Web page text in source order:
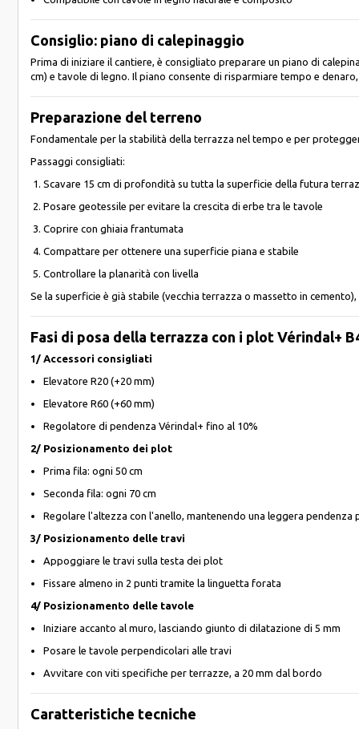
Consiglio: piano di calepinaggio
Prima di iniziare il cantiere, è consigliato preparare un piano di
cm) e tavole di legno. Il piano consente di risparmiare tempo e
Preparazione del terreno
Fondamentale per la stabilità della terrazza nel tempo e per
Passaggi consigliati:
Scavare 15 cm di profondità su tutta la superficie della futura
Posare geotessile per evitare la crescita di erbe tra le tavole
Coprire con ghiaia frantumata
Compattare per ottenere una superficie piana e stabile
Controllare la planarità con livella
Se la superficie è già stabile (vecchia terrazza o massetto in
Fasi di posa della terrazza con i plot Vérindal+
1/ Accessori consigliati
Elevatore R20 (+20 mm)
Elevatore R60 (+60 mm)
Regolatore di pendenza Vérindal+ fino al 10%
2/ Posizionamento dei plot
Prima fila: ogni 50 cm
Seconda fila: ogni 70 cm
Regolare l'altezza con l'anello, mantenendo una leggera pendenza
3/ Posizionamento delle travi
Appoggiare le travi sulla testa dei plot
Fissare almeno in 2 punti tramite la linguetta forata
4/ Posizionamento delle tavole
Iniziare accanto al muro, lasciando giunto di dilatazione di 5 mm
Posare le tavole perpendicolari alle travi
Avvitare con viti specifiche per terrazze, a 20 mm dal bordo
Caratteristiche tecniche